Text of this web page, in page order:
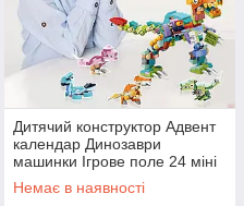
Дитячий конструктор Адвент
календар Динозаври
машинки Ігрове поле 24 міні
моделі для складання
великої фігурки
Немає в наявності